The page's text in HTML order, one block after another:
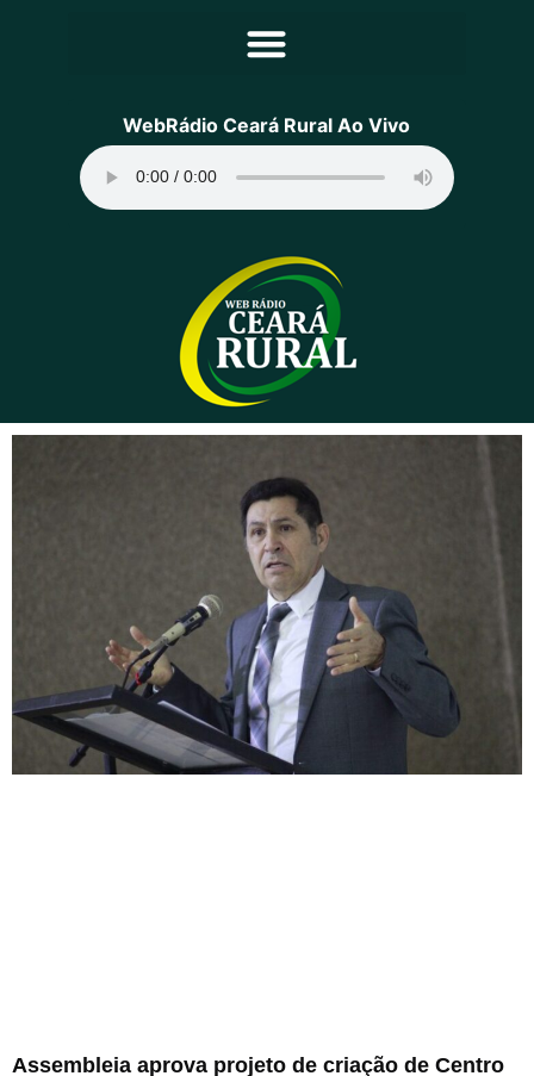
Principal
Programação
Equipe
Contato
Sobre
WebRádio Ceará Rural Ao Vivo
Assembleia aprova projeto de criação de Centro